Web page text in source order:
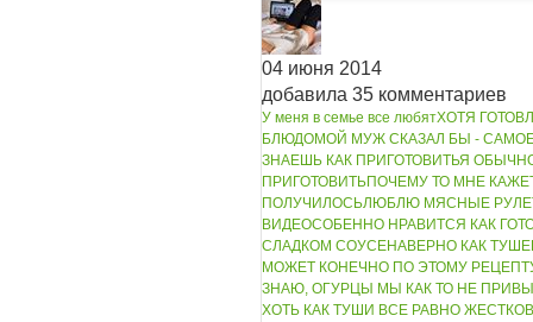
04 июня 2014
добавила 35 комментариев
У меня в семье все любятХОТЯ
БЛЮДОМОЙ МУЖ СКАЗАЛ БЫ -
ЗНАЕШЬ КАК ПРИГОТОВИТЬЯ
ПРИГОТОВИТЬПОЧЕМУ ТО МНЕ
ПОЛУЧИЛОСЬЛЮБЛЮ МЯСНЫЕ
ВИДЕОСОБЕННО НРАВИТСЯ КАК
СЛАДКОМ СОУСЕНАВЕРНО КАК
МОЖЕТ КОНЕЧНО ПО ЭТОМУ
ЗНАЮ, ОГУРЦЫ МЫ КАК ТО НЕ
ХОТЬ КАК ТУШИ ВСЕ РАВНО